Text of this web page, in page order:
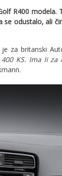
R400 modela.
odustalo, ali
za britanski
KS. Ima li za